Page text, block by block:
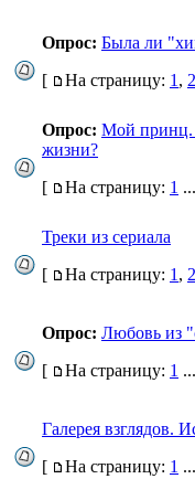
Опрос: Была ли
[
На страницу: 1 , 2
Опрос: Мой принц.
жизни?
[
На страницу: 1 ...
Треки из сериала
[
На страницу: 1 , 2
Опрос: Любовь из
[
На страницу: 1 ...
Галерея взглядов.
[
На страницу: 1 ...